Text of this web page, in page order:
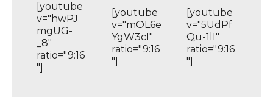
[youtube
v="hwPJ
mgUG-
_8"
ratio="9:16
"]
[youtube
v="mOL6e
YgW3cI"
ratio="9:16
"]
[youtube
v="5UdPf
Qu-1lI"
ratio="9:16
"]